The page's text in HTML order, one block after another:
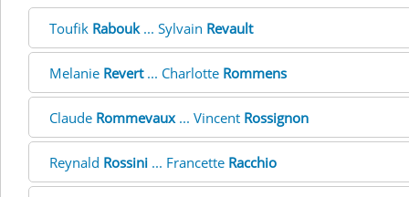
Toufik Rabouk... Sylvain Revault
Melanie Revert... Charlotte Rommens
Claude Rommevaux... Vincent Rossignon
Reynald Rossini ... Francette Racchio